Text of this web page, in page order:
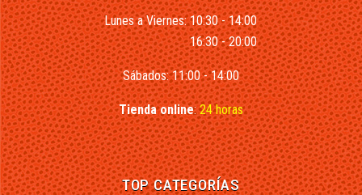
Lunes a Viernes: 10:30 - 14:00
16:30 - 20:00
Sábados: 11:00 - 14:00
Tienda online:24 horas
TOP CATEGORÍAS